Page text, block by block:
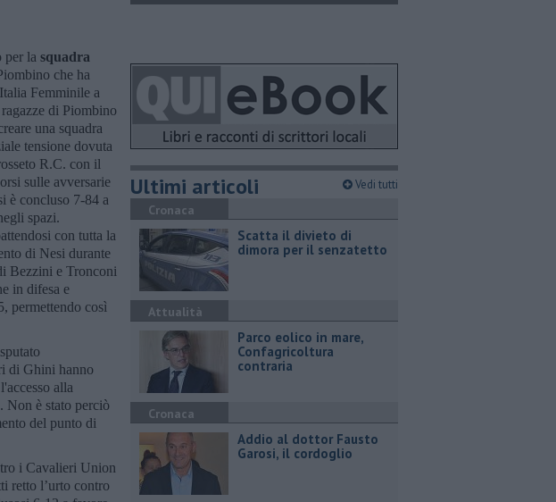
per la squadra
che ha
Femminile a
di Piombino
una squadra
tensione dovuta
R.C. con il
sulle avversarie
è concluso 7-84 a
spazi.
con tutta la
di Nesi durante
Bezzini e Tronconi
in difesa e
permettendo così
di Ghini hanno
alla
Non è stato perciò
del punto di
i Cavalieri Union
retto l’urto contro
Ultimi articoli Vedi tutti
Cronaca
Scatta il divieto di
dimora per il senzatetto
Attualità
Parco eolico in mare,
Confagricoltura
contraria
Cronaca
Addio al dottor Fausto
Garosi, il cordoglio